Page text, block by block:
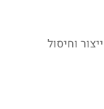
וחיסול